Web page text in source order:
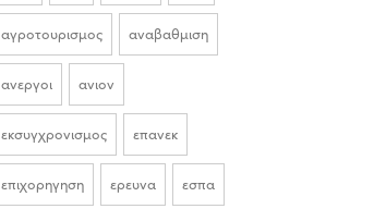
αγροτουρισμος αναβαθμιση
ανεργοι ανιον
εκσυγχρονισμος επανεκ
επιχορηγηση ερευνα εσπα